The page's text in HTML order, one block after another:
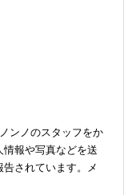
ンノのスタッフをか
報や写真などを送
されています。メ